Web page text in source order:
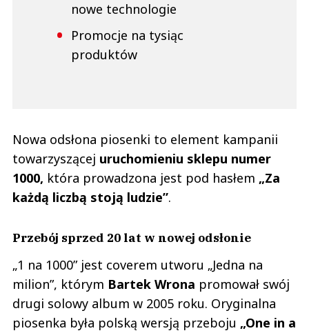
nowe technologie
Promocje na tysiąc
produktów
Nowa odsłona piosenki to element kampanii
towarzyszącej uruchomieniu sklepu numer
1000, która prowadzona jest pod hasłem „Za
każdą liczbą stoją ludzie”.
Przebój sprzed 20 lat w nowej odsłonie
„1 na 1000” jest coverem utworu „Jedna na
milion”, którym Bartek Wrona promował swój
drugi solowy album w 2005 roku. Oryginalna
piosenka była polską wersją przeboju „One in a